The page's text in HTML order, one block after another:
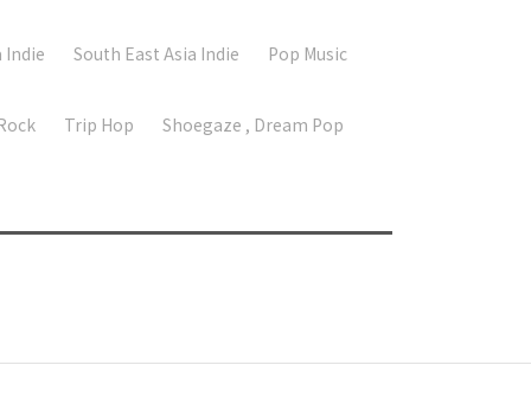
Indie South East Asia Indie Pop Music
Trip Hop Shoegaze , Dream Pop